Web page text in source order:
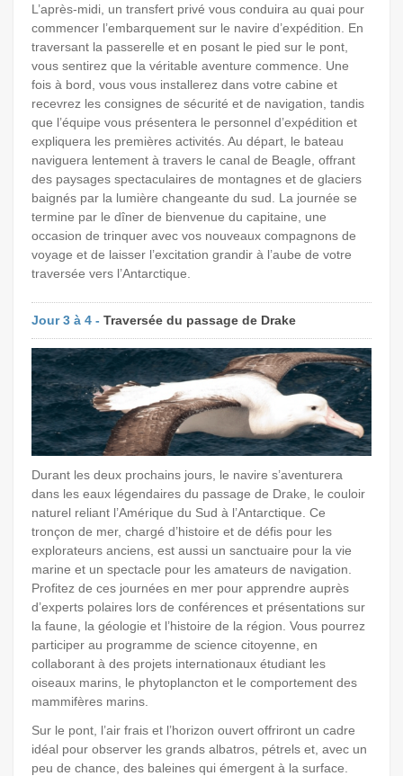
L’après-midi, un transfert privé vous conduira au quai pour
commencer l’embarquement sur le navire d’expédition. En
traversant la passerelle et en posant le pied sur le pont,
vous sentirez que la véritable aventure commence. Une
fois à bord, vous vous installerez dans votre cabine et
recevrez les consignes de sécurité et de navigation, tandis
que l’équipe vous présentera le personnel d’expédition et
expliquera les premières activités. Au départ, le bateau
naviguera lentement à travers le canal de Beagle, offrant
des paysages spectaculaires de montagnes et de glaciers
baignés par la lumière changeante du sud. La journée se
termine par le dîner de bienvenue du capitaine, une
occasion de trinquer avec vos nouveaux compagnons de
voyage et de laisser l’excitation grandir à l’aube de votre
traversée vers l’Antarctique.
Jour 3 à 4 - Traversée du passage de Drake
Durant les deux prochains jours, le navire s’aventurera
dans les eaux légendaires du passage de Drake, le couloir
naturel reliant l’Amérique du Sud à l’Antarctique. Ce
tronçon de mer, chargé d’histoire et de défis pour les
explorateurs anciens, est aussi un sanctuaire pour la vie
marine et un spectacle pour les amateurs de navigation.
Profitez de ces journées en mer pour apprendre auprès
d’experts polaires lors de conférences et présentations sur
la faune, la géologie et l’histoire de la région. Vous pourrez
participer au programme de science citoyenne, en
collaborant à des projets internationaux étudiant les
oiseaux marins, le phytoplancton et le comportement des
mammifères marins.
Sur le pont, l’air frais et l’horizon ouvert offriront un cadre
idéal pour observer les grands albatros, pétrels et, avec un
peu de chance, des baleines qui émergent à la surface.